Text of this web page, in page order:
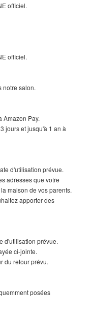
officiel.
officiel.
notre salon.
Amazon Pay.
jours et jusqu'à 1 an à
d'utilisation prévue.
adresses que votre
maison de vos parents.
apporter des
d'utilisation prévue.
ci-jointe.
du retour prévu.
posées